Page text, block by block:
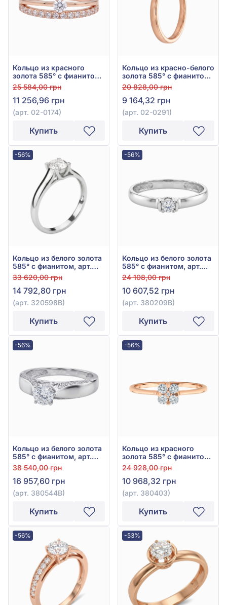
Кольцо из красного
золота 585° с фианитом,
арт. 02-0174
25 584,00 грн
11 256,96 грн
(арт. 02-0174)
Купить
Кольцо из красно-белого
золота 585° с фианитом/
куб.цирконием, арт. 02-
0291
20 828,00 грн
9 164,32 грн
(арт. 02-0291)
Купить
-56%
Кольцо из белого золота
585° с фианитом, арт.
320598В
33 620,00 грн
14 792,80 грн
(арт. 320598В)
Купить
-56%
Кольцо из белого золота
585° с фианитом, арт.
380209В
24 108,00 грн
10 607,52 грн
(арт. 380209В)
Купить
-56%
Кольцо из белого золота
585° с фианитом, арт.
380544В
38 540,00 грн
16 957,60 грн
(арт. 380544В)
Купить
-56%
Кольцо из красного
золота 585° с фианитом,
арт. 380403
24 928,00 грн
10 968,32 грн
(арт. 380403)
Купить
-56% -53%